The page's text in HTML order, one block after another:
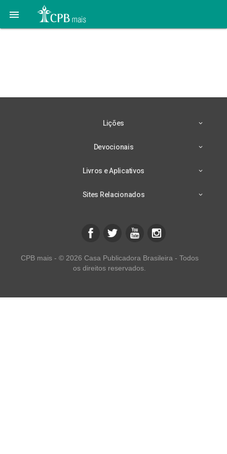

Lições
Devocionais
Livros e Aplicativos
Sites Relacionados
CPB mais - © 2026 Casa Publicadora Brasileira - Todos
os direitos reservados.